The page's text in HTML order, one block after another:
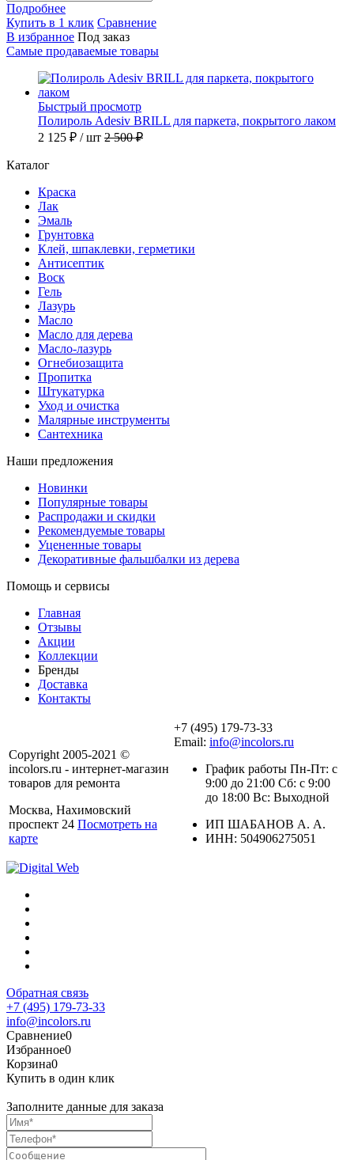
Подробнее
Купить в 1 клик Сравнение
В избранное Под заказ
Самые продаваемые товары
Быстрый просмотр
Полироль Adesiv BRILL для паркета, покрытого лаком
2 125 ₽ / шт 2 500 ₽
Каталог
Краска
Лак
Эмаль
Грунтовка
Клей, шпаклевки, герметики
Антисептик
Воск
Гель
Лазурь
Масло
Масло для дерева
Масло-лазурь
Огнебиозащита
Пропитка
Штукатурка
Уход и очистка
Малярные инструменты
Сантехника
Наши предложения
Новинки
Популярные товары
Распродажи и скидки
Рекомендуемые товары
Уцененные товары
Декоративные фальшбалки из дерева
Помощь и сервисы
Главная
Отзывы
Акции
Коллекции
Бренды
Доставка
Контакты
Copyright 2005-2021 ©
incolors.ru - интернет-магазин
товаров для ремонта
Москва, Нахимовский
проспект 24 Посмотреть на
карте
+7 (495) 179-73-33
Email: info@incolors.ru
График работы Пн-Пт: с
9:00 до 21:00 Сб: с 9:00
до 18:00 Вс: Выходной
ИП ШАБАНОВ А. А.
ИНН: 504906275051
Обратная связь
+7 (495) 179-73-33
info@incolors.ru
Сравнение0
Избранное0
Корзина0
Купить в один клик
Заполните данные для заказа